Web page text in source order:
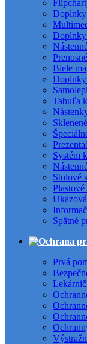
Doplnky
Biele
Tabuľa
Systém
Stolové
Spätné
Prvá